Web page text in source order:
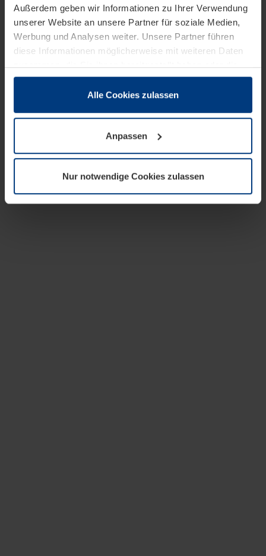
Außerdem geben wir Informationen zu Ihrer Verwendung
unserer Website an unsere Partner für soziale Medien,
Werbung und Analysen weiter. Unsere Partner führen
diese Informationen möglicherweise mit weiteren Daten
zusammen, die Sie ihnen bereitgestellt haben oder die
sie im Rahmen Ihrer Nutzung der Dienste gesammelt
wenn diese für den Betrieb dieser Seite unbedingt
notwendig sind. Für alle anderen Cookie-Typen benötigen
wir Ihre Erlaubnis. Ihre Einwilligung können Sie jederzeit
Datenschutzerklärungunserer Website ändern oder
widerrufen.
Alle Cookies zulassen
Anpassen
Nur notwendige Cookies zulassen